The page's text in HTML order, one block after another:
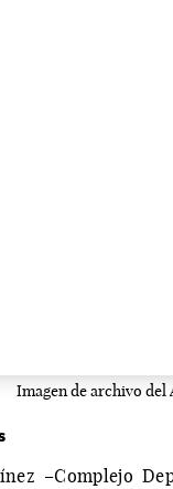
Imagen de archivo del
–Complejo